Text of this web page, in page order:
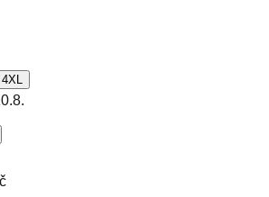
4XL